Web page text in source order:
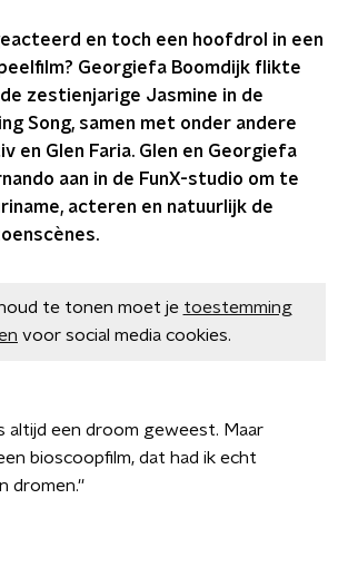
en toch een hoofdrol in een
Georgiefa Boomdijk flikte
zestienjarige Jasmine in de
Song, samen met onder andere
en Glen Faria. Glen en Georgiefa
aan in de FunX-studio om te
acteren en natuurlijk de
te tonen moet je toestemming
voor social media cookies.
altijd een droom geweest. Maar
bioscoopfilm, dat had ik echt
dromen.''